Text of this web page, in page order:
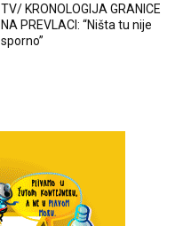
TV/ KRONOLOGIJA GRANICE
NA PREVLACI: “Ništa tu nije
sporno”